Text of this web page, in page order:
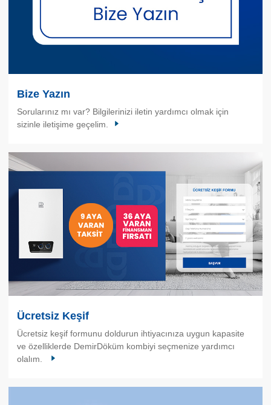
Bize Yazın
Sorularınız mı var? Bilgilerinizi iletin yardımcı olmak için
sizinle iletişime geçelim.
Ücretsiz Keşif
Ücretsiz keşif formunu doldurun ihtiyacınıza uygun kapasite
ve özelliklerde DemirDöküm kombiyi seçmenize yardımcı
olalım.